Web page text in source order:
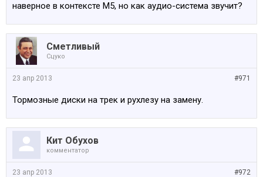
наверное в контексте М5, но как аудио-система звучит?
Сметливый
Сцуко
#971
23 апр 2013
Тормозные диски на трек и рухлезу на замену.
Кит Обухов
комментатор
#972
23 апр 2013